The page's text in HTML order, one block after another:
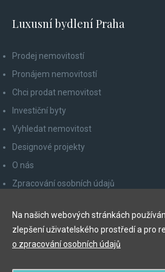
Luxusní bydlení Praha
Prodej nemovitostí
Pronájem nemovitostí
Chci prodat nemovitost
Investiční byty
Vyhledat nemovitost
Designové projekty
O nás
Zpracování osobních údajů
Odhlášení z newsletteru
Na našich webových stránkách
zlepšení uživatelského prostředí a pro
o zpracování osobních údajů